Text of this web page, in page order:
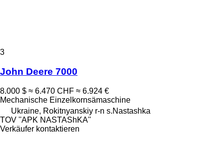
3
John Deere 7000
8.000 $ ≈ 6.470 CHF ≈ 6.924 €
Mechanische Einzelkornsämaschine
Ukraine, Rokitnyanskiy r-n s.Nastashka
TOV ''APK NASTAShKA''
Verkäufer kontaktieren